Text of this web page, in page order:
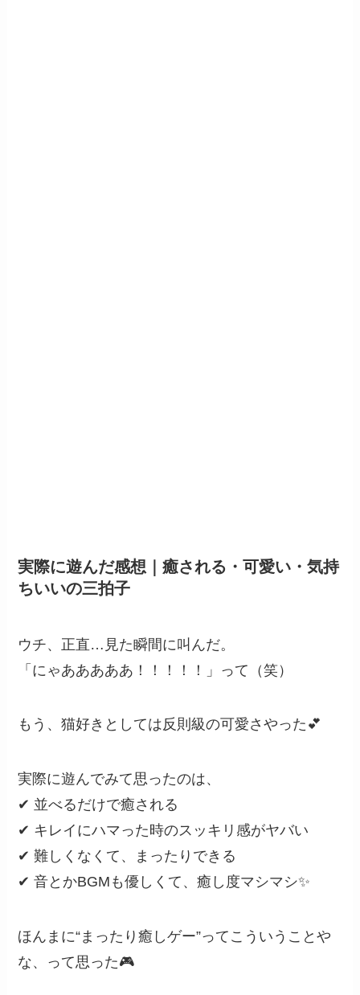
実際に遊んだ感想｜癒される・可愛い・気持
ちいいの三拍子
ウチ、正直…見た瞬間に叫んだ。
「にゃあああああ！！！！！」って（笑）
もう、猫好きとしては反則級の可愛さやった💕
実際に遊んでみて思ったのは、
✔ 並べるだけで癒される
✔ キレイにハマった時のスッキリ感がヤバい
✔ 難しくなくて、まったりできる
✔ 音とかBGMも優しくて、癒し度マシマシ✨
ほんまに“まったり癒しゲー”ってこういうことや
な、って思った🎮